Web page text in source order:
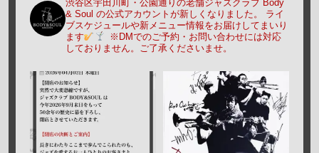
渋谷区宇田川町・公園通りの老舗ジャズクラブ Body
& Soul の公式アカウントが新しくなりました。
ライ
ブスケジュールや新メニュー情報をお届けしてまいり
ます
※DMでのご予約・お問い合わせには対応
しておりません。ご了承くださいませ。